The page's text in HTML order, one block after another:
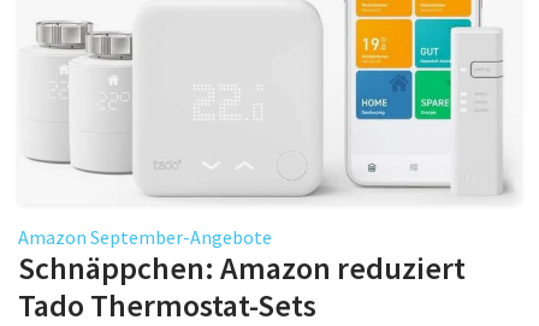
Amazon September-Angebote
Schnäppchen: Amazon reduziert
Tado Thermostat-Sets